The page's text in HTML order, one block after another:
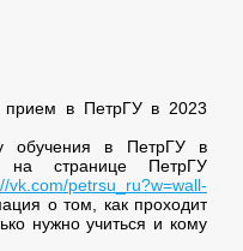
прием в ПетрГУ в 2023
обучения в ПетрГУ в
на странице ПетрГУ
vk.com/petrsu_ru?w=wall-
о том, как проходит
нужно учиться и кому